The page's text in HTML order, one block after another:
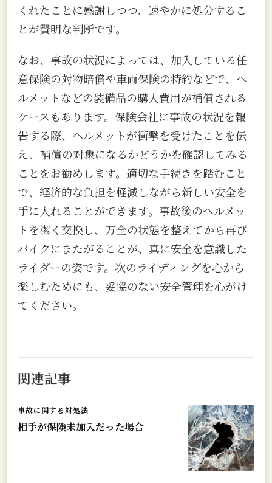
くれたことに感謝しつつ、速やかに処分するこ
とが賢明な判断です。
なお、事故の状況によっては、加入している任
意保険の対物賠償や車両保険の特約などで、ヘ
ルメットなどの装備品の購入費用が補償される
ケースもあります。保険会社に事故の状況を報
告する際、ヘルメットが衝撃を受けたことを伝
え、補償の対象になるかどうかを確認してみる
ことをお勧めします。適切な手続きを踏むこと
で、経済的な負担を軽減しながら新しい安全を
手に入れることができます。事故後のヘルメッ
トを潔く交換し、万全の状態を整えてから再び
バイクにまたがることが、真に安全を意識した
ライダーの姿です。次のライディングを心から
楽しむためにも、妥協のない安全管理を心がけ
てください。
関連記事
事故に関する対処法
相手が保険未加入だった場合